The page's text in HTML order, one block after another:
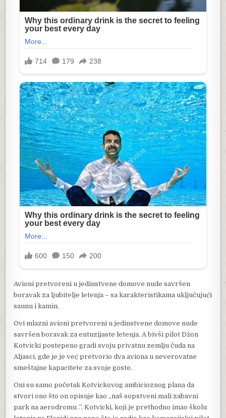
Avioni pretvoreni u jedinstvene domove nude savršen
boravak za ljubitelje letenja – sa karakteristikama uključujući
saunu i kamin.
Ovi mlazni avioni pretvoreni u jedinstvene domove nude
savršen boravak za entuzijaste letenja. A bivši pilot Džon
Kotvicki postepeno gradi svoju privatnu zemlju čuda na
Aljasci, gde je je već pretvorio dva aviona u neverovatne
smeštajne kapacitete za svoje goste.
Oni su samo početak Kotvickovog ambicioznog plana da
stvori ono što on opisuje kao „naš sopstveni mali zabavni
park na aerodromu .”, Kotvicki, koji je prethodno imao školu